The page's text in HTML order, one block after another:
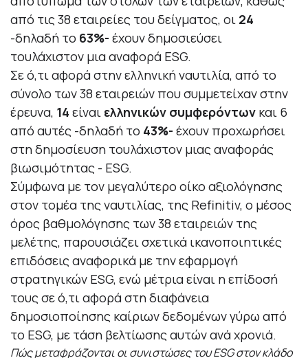
από τις 38 εταιρείες του δείγματος, οι 24
-δηλαδή το 63%- έχουν δημοσιεύσει
τουλάχιστον μια αναφορά ESG.
Σε ό,τι αφορά στην ελληνική ναυτιλία, από το
σύνολο των 38 εταιρειών που συμμετείχαν στην
έρευνα, 14 είναι ελληνικών συμφερόντων και 6
από αυτές -δηλαδή το 43%- έχουν προχωρήσει
στη δημοσίευση τουλάχιστον μιας αναφοράς
βιωσιμότητας - ESG.
Σύμφωνα με τον μεγαλύτερο οίκο αξιολόγησης
στον τομέα της ναυτιλίας, της Refinitiv, ο μέσος
όρος βαθμολόγησης των 38 εταιρειών της
μελέτης, παρουσιάζει σχετικά ικανοποιητικές
επιδόσεις αναφορικά με την εφαρμογή
στρατηγικών ESG, ενώ μέτρια είναι η επίδοσή
τους σε ό,τι αφορά στη διαφάνεια
δημοσιοποίησης καίριων δεδομένων γύρω από
το ESG, με τάση βελτίωσης αυτών ανά χρονιά.
Πώς μεταφράζονται οι συνιστώσες τουESGστον κλάδο